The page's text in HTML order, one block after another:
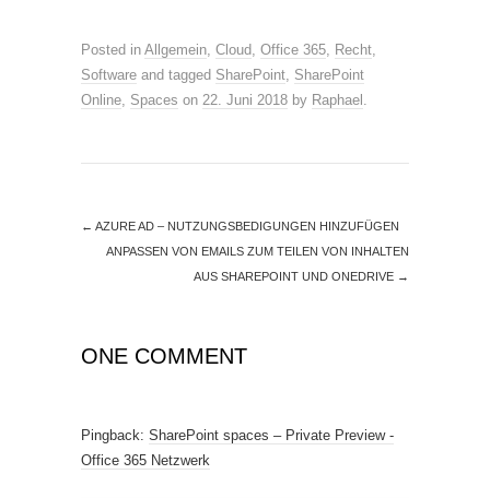
Posted in Allgemein, Cloud, Office 365, Recht,
Software and tagged SharePoint, SharePoint
Online, Spaces on 22. Juni 2018 by Raphael .
← AZURE AD – NUTZUNGSBEDIGUNGEN HINZUFÜGEN
ANPASSEN VON EMAILS ZUM TEILEN VON INHALTEN
AUS SHAREPOINT UND ONEDRIVE →
ONE COMMENT
Pingback: SharePoint spaces – Private Preview -
Office 365 Netzwerk